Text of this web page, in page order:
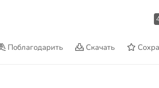
Поблагодарить Скачать